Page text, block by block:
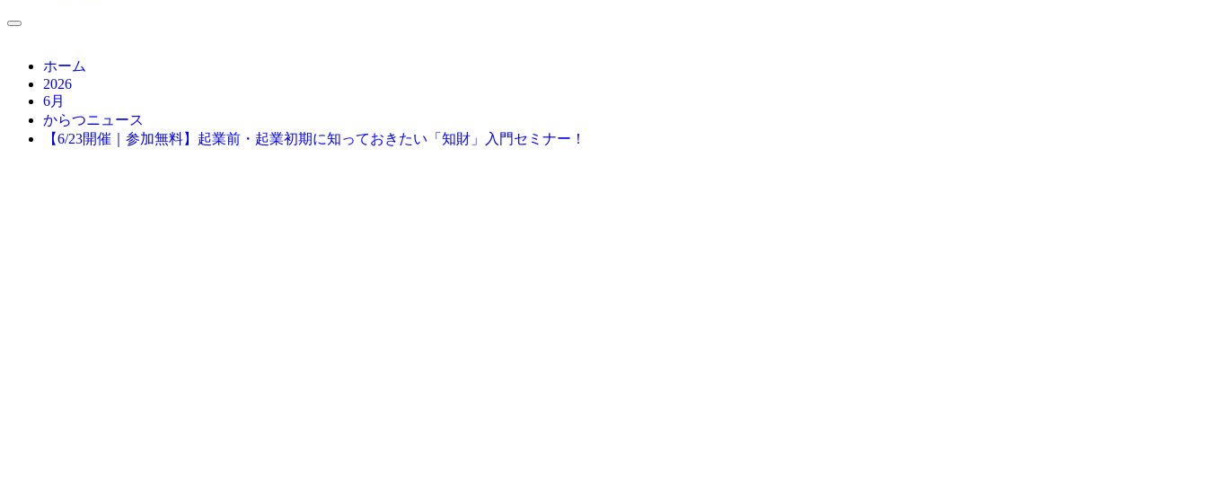
ホーム
2026
6月
からつニュース
【6/23開催｜参加無料】起業前・起業初期に知っておきたい「知財」入門セミナー！